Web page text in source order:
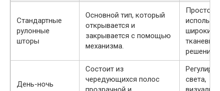
Стандартные
рулонные
шторы
Основной тип, который
открывается и
закрывается с помощью
механизма.
Простота
широкий
тканевых
решений.
День-ночь
Состоит из
чередующихся полос
света,